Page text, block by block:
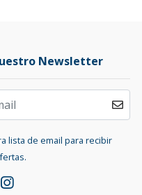
Newsletter
lista de email para recibir